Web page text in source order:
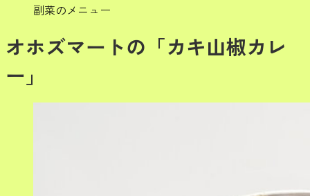
副菜のメニュー
オホズマートの「カキ山椒カレ
ー」